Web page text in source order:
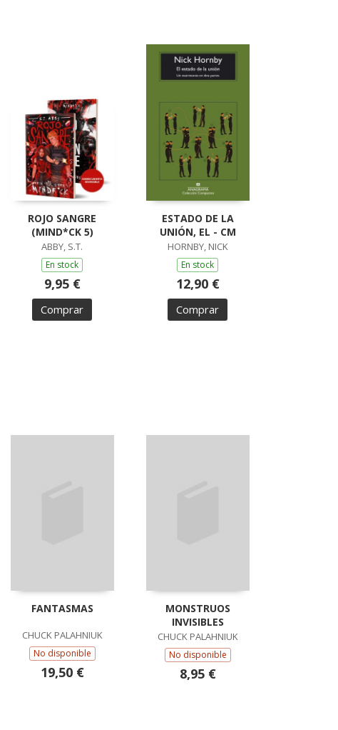
ROJO SANGRE
(MIND*CK 5)
ABBY, S.T.
En stock
9,95 €
Comprar
ESTADO DE LA
UNIÓN, EL - CM
HORNBY, NICK
En stock
12,90 €
Comprar
FANTASMAS
CHUCK PALAHNIUK
No disponible
19,50 €
MONSTRUOS
INVISIBLES
CHUCK PALAHNIUK
No disponible
8,95 €